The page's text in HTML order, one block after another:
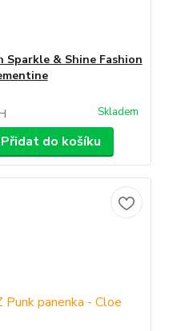
Sparkle & Shine Fashion
Skladem
Přidat do košíku